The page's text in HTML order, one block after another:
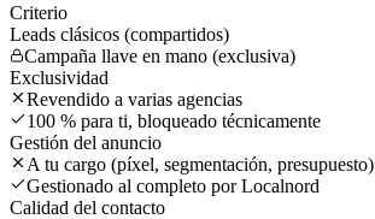
Criterio
Leads clásicos (compartidos)
Campaña llave en mano (exclusiva)
Exclusividad
Revendido a varias agencias
100 % para ti, bloqueado técnicamente
Gestión del anuncio
A tu cargo (píxel, segmentación, presupuesto)
Gestionado al completo por Localnord
Calidad del contacto